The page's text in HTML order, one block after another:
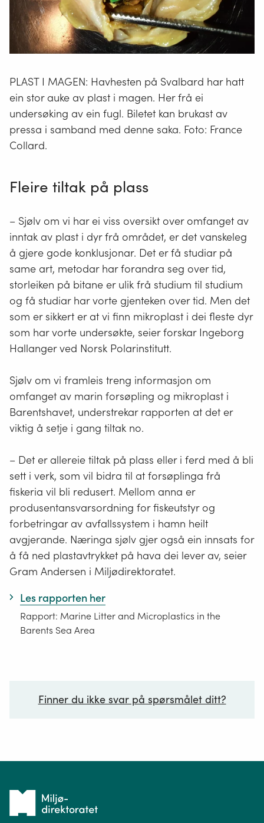
PLAST I MAGEN: Havhesten på Svalbard har hatt
ein stor auke av plast i magen. Her frå ei
undersøking av ein fugl. Biletet kan brukast av
pressa i samband med denne saka. Foto: France
Collard.
Fleire tiltak på plass
– Sjølv om vi har ei viss oversikt over omfanget av
inntak av plast i dyr frå området, er det vanskeleg
å gjere gode konklusjonar. Det er få studiar på
same art, metodar har forandra seg over tid,
storleiken på bitane er ulik frå studium til studium
og få studiar har vorte gjenteken over tid. Men det
som er sikkert er at vi finn mikroplast i dei fleste dyr
som har vorte undersøkte, seier forskar Ingeborg
Hallanger ved Norsk Polarinstitutt.
Sjølv om vi framleis treng informasjon om
omfanget av marin forsøpling og mikroplast i
Barentshavet, understrekar rapporten at det er
viktig å setje i gang tiltak no.
– Det er allereie tiltak på plass eller i ferd med å bli
sett i verk, som vil bidra til at forsøplinga frå
fiskeria vil bli redusert. Mellom anna er
produsentansvarsordning for fiskeutstyr og
forbetringar av avfallssystem i hamn heilt
avgjerande. Næringa sjølv gjer også ein innsats for
å få ned plastavtrykket på hava dei lever av, seier
Gram Andersen i Miljødirektoratet.
Les rapporten her
Rapport: Marine Litter and Microplastics in the
Barents Sea Area
Finner du ikke svar på spørsmålet ditt?
Tilbake